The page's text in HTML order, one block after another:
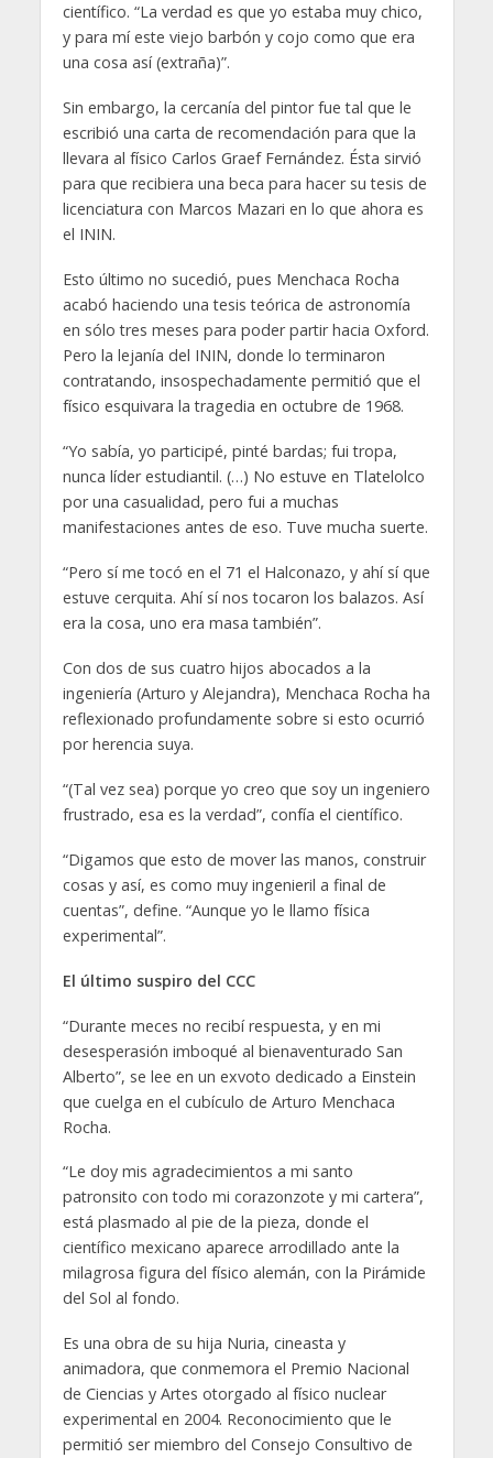
científico. “La verdad es que yo estaba muy chico,
y para mí este viejo barbón y cojo como que era
una cosa así (extraña)”.
Sin embargo, la cercanía del pintor fue tal que le
escribió una carta de recomendación para que la
llevara al físico Carlos Graef Fernández. Ésta sirvió
para que recibiera una beca para hacer su tesis de
licenciatura con Marcos Mazari en lo que ahora es
el ININ.
Esto último no sucedió, pues Menchaca Rocha
acabó haciendo una tesis teórica de astronomía
en sólo tres meses para poder partir hacia Oxford.
Pero la lejanía del ININ, donde lo terminaron
contratando, insospechadamente permitió que el
físico esquivara la tragedia en octubre de 1968.
“Yo sabía, yo participé, pinté bardas; fui tropa,
nunca líder estudiantil. (…) No estuve en Tlatelolco
por una casualidad, pero fui a muchas
manifestaciones antes de eso. Tuve mucha suerte.
“Pero sí me tocó en el 71 el Halconazo, y ahí sí que
estuve cerquita. Ahí sí nos tocaron los balazos. Así
era la cosa, uno era masa también”.
Con dos de sus cuatro hijos abocados a la
ingeniería (Arturo y Alejandra), Menchaca Rocha ha
reflexionado profundamente sobre si esto ocurrió
por herencia suya.
“(Tal vez sea) porque yo creo que soy un ingeniero
frustrado, esa es la verdad”, confía el científico.
“Digamos que esto de mover las manos, construir
cosas y así, es como muy ingenieril a final de
cuentas”, define. “Aunque yo le llamo física
experimental”.
El último suspiro del CCC
“Durante meces no recibí respuesta, y en mi
desesperasión imboqué al bienaventurado San
Alberto”, se lee en un exvoto dedicado a Einstein
que cuelga en el cubículo de Arturo Menchaca
Rocha.
“Le doy mis agradecimientos a mi santo
patronsito con todo mi corazonzote y mi cartera”,
está plasmado al pie de la pieza, donde el
científico mexicano aparece arrodillado ante la
milagrosa figura del físico alemán, con la Pirámide
del Sol al fondo.
Es una obra de su hija Nuria, cineasta y
animadora, que conmemora el Premio Nacional
de Ciencias y Artes otorgado al físico nuclear
experimental en 2004. Reconocimiento que le
permitió ser miembro del Consejo Consultivo de